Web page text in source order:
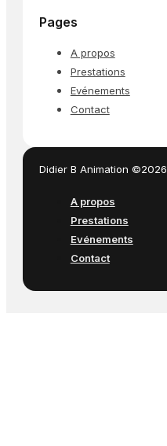
Pages
A propos
Prestations
Evénements
Contact
Didier B Animation ©2026
A propos
Prestations
Evénements
Contact